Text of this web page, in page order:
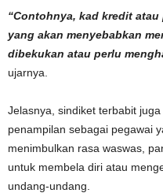
“Contohnya, kad kredit
yang akan menyebabkan
dibekukan atau perlu
ujarnya.
Jelasnya, sindiket terbabit
penampilan sebagai pegawai
menimbulkan rasa waswas,
untuk membela diri atau
undang-undang.